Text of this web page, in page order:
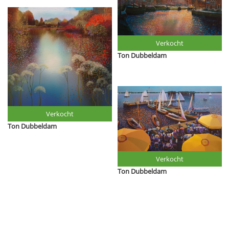
Ton Dubbeldam
Verkocht
Ton Dubbeldam
Verkocht
Ton Dubbeldam
Verkocht